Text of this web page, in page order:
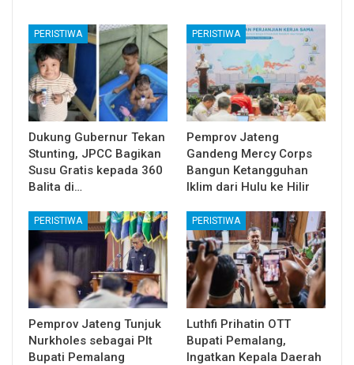
PERISTIWA
Dukung Gubernur Tekan
Stunting, JPCC Bagikan
Susu Gratis kepada 360
Balita di…
PERISTIWA
Pemprov Jateng
Gandeng Mercy Corps
Bangun Ketangguhan
Iklim dari Hulu ke Hilir
PERISTIWA
Pemprov Jateng Tunjuk
Nurkholes sebagai Plt
Bupati Pemalang
PERISTIWA
Luthfi Prihatin OTT
Bupati Pemalang,
Ingatkan Kepala Daerah